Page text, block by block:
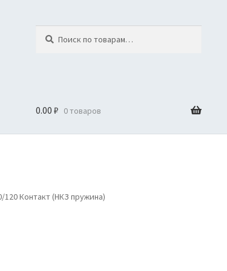
0.00₽ 0 товаров
Контакт (НКЗ пружина)